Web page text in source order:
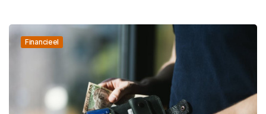
Financieel